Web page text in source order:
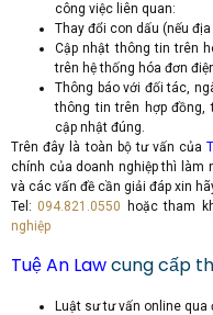
công việc liên quan:
Thay đổi con dấu (nếu
Cập nhật thông tin trên
trên hệ thống hóa đơn
Thông báo với đối tác,
thông tin trên hợp đồng,
cập nhật đúng.
Trên đây là toàn bộ tư vấn của
chính của doanh nghiệp thì làm
và các vấn đề cần giải đáp xin
Tel: 094.821.0550 hoặc tham
nghiệp
Tuệ An Lawcung cấp
Luật sư tư vấn online qua